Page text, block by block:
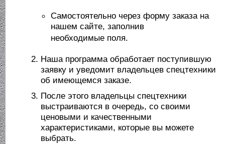
Самостоятельно через форму заказа на
нашем сайте, заполнив
необходимые поля.
Наша программа обработает поступившую
заявку и уведомит владельцев спецтехники
об имеющемся заказе.
После этого владельцы спецтехники
выстраиваются в очередь, со своими
ценовыми и качественными
характеристиками, которые вы можете
выбрать.